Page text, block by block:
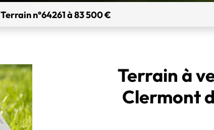
Terrain n°64261 à 83 500 €
Terrain à
Clermont